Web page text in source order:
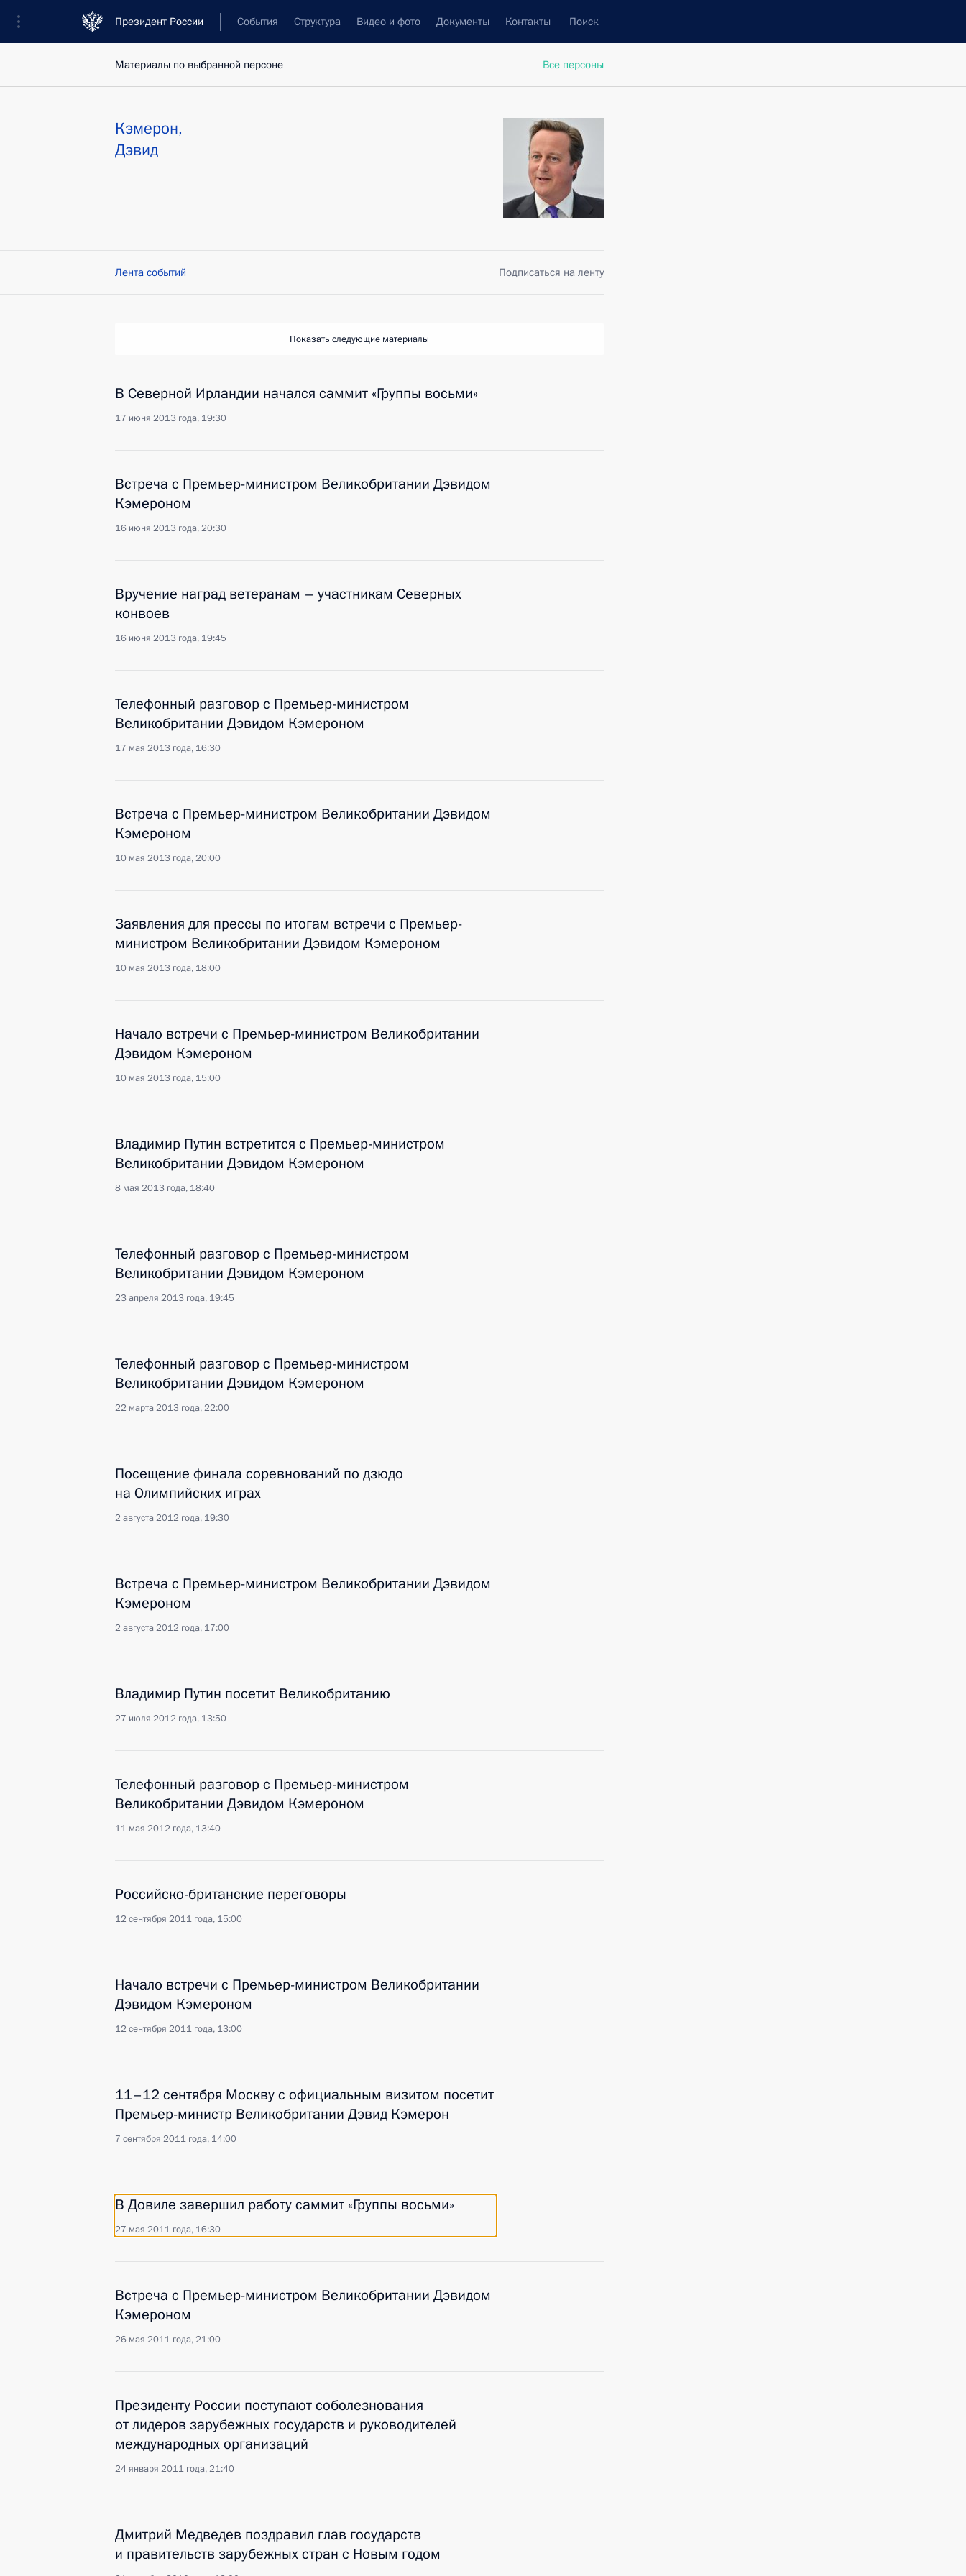
Президент России События Структура Видео и фото Документы Контакты Поиск
Все персоны
Материалы по выбранной персоне
Кэмерон,
Дэвид
Лента событий Подписаться на ленту
Показать следующие материалы
В Северной Ирландии начался саммит «Группы восьми»
17 июня 2013 года, 19:30
Встреча с Премьер-министром Великобритании Дэвидом
Кэмероном
16 июня 2013 года, 20:30
Вручение наград ветеранам – участникам Северных
конвоев
16 июня 2013 года, 19:45
Телефонный разговор с Премьер-министром
Великобритании Дэвидом Кэмероном
17 мая 2013 года, 16:30
Встреча с Премьер-министром Великобритании Дэвидом
Кэмероном
10 мая 2013 года, 20:00
Заявления для прессы по итогам встречи с Премьер-
министром Великобритании Дэвидом Кэмероном
10 мая 2013 года, 18:00
Начало встречи с Премьер-министром Великобритании
Дэвидом Кэмероном
10 мая 2013 года, 15:00
Владимир Путин встретится с Премьер-министром
Великобритании Дэвидом Кэмероном
8 мая 2013 года, 18:40
Телефонный разговор с Премьер-министром
Великобритании Дэвидом Кэмероном
23 апреля 2013 года, 19:45
Телефонный разговор с Премьер-министром
Великобритании Дэвидом Кэмероном
22 марта 2013 года, 22:00
Посещение финала соревнований по дзюдо
на Олимпийских играх
2 августа 2012 года, 19:30
Встреча с Премьер-министром Великобритании Дэвидом
Кэмероном
2 августа 2012 года, 17:00
Владимир Путин посетит Великобританию
27 июля 2012 года, 13:50
Телефонный разговор с Премьер-министром
Великобритании Дэвидом Кэмероном
11 мая 2012 года, 13:40
Российско-британские переговоры
12 сентября 2011 года, 15:00
Начало встречи с Премьер-министром Великобритании
Дэвидом Кэмероном
12 сентября 2011 года, 13:00
11–12 сентября Москву с официальным визитом посетит
Премьер-министр Великобритании Дэвид Кэмерон
7 сентября 2011 года, 14:00
В Довиле завершил работу саммит «Группы восьми»
27 мая 2011 года, 16:30
Встреча с Премьер-министром Великобритании Дэвидом
Кэмероном
26 мая 2011 года, 21:00
Президенту России поступают соболезнования
от лидеров зарубежных государств и руководителей
международных организаций
24 января 2011 года, 21:40
Дмитрий Медведев поздравил глав государств
и правительств зарубежных стран с Новым годом